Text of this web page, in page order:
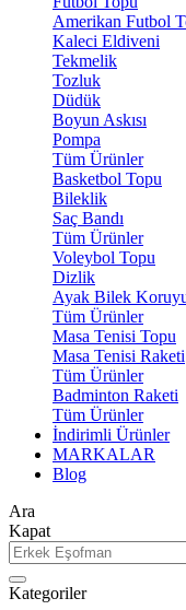
Amerikan Futbol
Kaleci Eldiveni
Tekmelik
Tozluk
Düdük
Boyun Askısı
Pompa
Tüm Ürünler
Basketbol Topu
Bileklik
Saç Bandı
Tüm Ürünler
Voleybol Topu
Dizlik
Ayak Bilek
Tüm Ürünler
Masa Tenisi Topu
Masa Tenisi Raketi
Tüm Ürünler
Badminton Raketi
Tüm Ürünler
İndirimli Ürünler
MARKALAR
Blog
Ara
Kapat
Kategoriler